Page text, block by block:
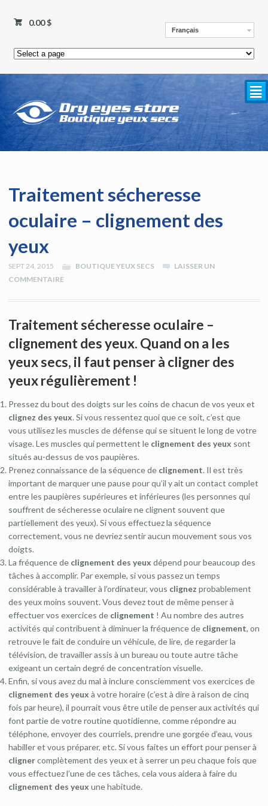
Français
0.00 $
²
Traitement sécheresse
oculaire – clignement des
yeux
SEPT 24, 2015 BOUTIQUE YEUX SECS
LAISSER UN
COMMENTAIRE
Traitement sécheresse oculaire –
clignement des yeux. Quand on a les
yeux secs, il faut penser à cligner des
yeux régulièrement !
Pressez du bout des doigts sur les coins de chacun de vos yeux et
clignez des yeux. Si vous ressentez quoi que ce soit, c’est que
vous utilisez les muscles de défense qui se situent le long de votre
visage. Les muscles qui permettent le clignement des yeux sont
situés au-dessus de vos paupières.
Prenez connaissance de la séquence de clignement. Il est très
important de marquer une pause pour qu’il y ait un contact complet
entre les paupières supérieures et inférieures (les personnes qui
souffrent de sécheresse oculaire ne clignent souvent que
partiellement des yeux). Si vous effectuez la séquence
correctement, vous ne devriez sentir aucun mouvement sous vos
doigts.
La fréquence de clignement des yeux dépend pour beaucoup des
tâches à accomplir. Par exemple, si vous passez un temps
considérable à travailler à l’ordinateur, vous clignez probablement
des yeux moins souvent. Vous devez tout de même penser à
effectuer vos exercices de clignement ! Au nombre des autres
activités qui contribuent à diminuer la fréquence de clignement, on
retrouve le fait de conduire un véhicule, de lire, de regarder la
télévision, de travailler assis à un bureau ou toute autre tâche
exigeant un certain degré de concentration visuelle.
Enfin, si vous avez du mal à inclure consciemment vos exercices de
clignement des yeux à votre horaire (c’est à dire à raison de cinq
fois par heure), il pourrait vous être utile de penser aux activités qui
font partie de votre routine quotidienne, comme répondre au
téléphone, envoyer des courriels, prendre une gorgée d’eau, vous
habiller et vous préparer, etc. Si vous faites un effort pour penser à
clignercomplètement des yeux et à serrer un peu chaque fois que
vous effectuez l’une de ces tâches, cela vous aidera à faire du
clignement des yeux une habitude.